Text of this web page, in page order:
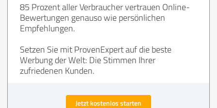
85 Prozent aller Verbraucher vertrauen Online-
Bewertungen genauso wie persönlichen
Empfehlungen.
Setzen Sie mit ProvenExpert auf die beste
Werbung der Welt: Die Stimmen Ihrer
zufriedenen Kunden.
Jetzt kostenlos starten